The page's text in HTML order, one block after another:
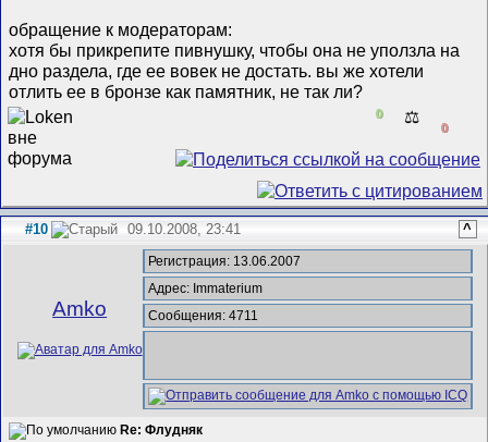
обращение к модераторам:
хотя бы прикрепите пивнушку, чтобы она не уползла на
дно раздела, где ее вовек не достать. вы же хотели
отлить ее в бронзе как памятник, не так ли?
0 ⚖️
0
#10 09.10.2008, 23:41 ^
Amko
Регистрация: 13.06.2007
Адрес: Immaterium
Сообщения: 4711
Re: Флудняк